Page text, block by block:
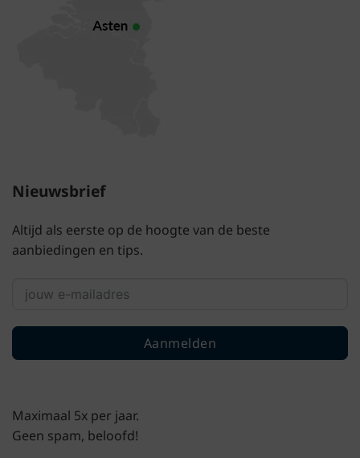
Nieuwsbrief
Altijd als eerste op de hoogte van de beste
aanbiedingen en tips.
Aanmelden
Maximaal 5x per jaar.
Geen spam, beloofd!